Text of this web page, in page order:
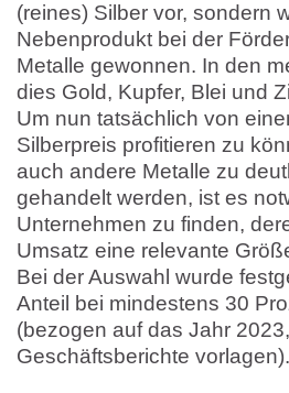
(reines) Silber vor, sondern
Nebenprodukt bei der
Metalle gewonnen. In den
dies Gold, Kupfer, Blei und
Um nun tatsächlich von
Silberpreis profitieren zu
auch andere Metalle zu
gehandelt werden, ist es
Unternehmen zu finden,
Umsatz eine relevante
Bei der Auswahl wurde
Anteil bei mindestens 30
(bezogen auf das Jahr
Geschäftsberichte vorlagen).